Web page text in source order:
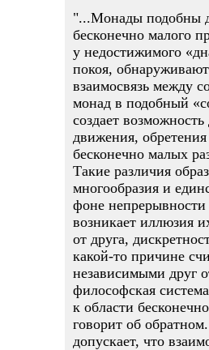
"...Монады подобны
бесконечно малого
у недостижимого
покоя,
взаимосвязь между
монад в подобный
создает
движения,
бесконечно малых
Такие различия
многообразия и
фоне
возникает иллюзия
от друга,
какой-то причине
независимыми друг
философская
к области
говорит об
допускает, что